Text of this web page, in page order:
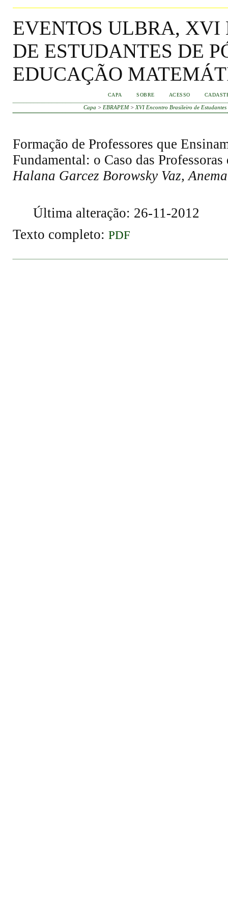
EVENTOS ULBRA, XVI
DE ESTUDANTES DE
EDUCAÇÃO
CAPA SOBRE ACESSO
Capa > EBRAPEM> XVI Encontro Brasileiro de
Formação de Professores que
Fundamental: o Caso das
Halana Garcez Borowsky Vaz,
Última alteração: 26-11-2012
Texto completo: PDF